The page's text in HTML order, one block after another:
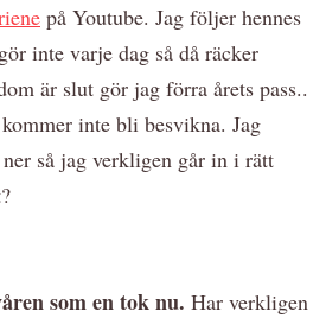
på Youtube. Jag följer hennes
inte varje dag så då räcker
är slut gör jag förra årets pass..
inte bli besvikna. Jag
så jag verkligen går in i rätt
som en tok nu. Har verkligen